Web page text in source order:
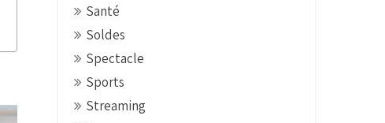
Santé
Soldes
Spectacle
Sports
Streaming